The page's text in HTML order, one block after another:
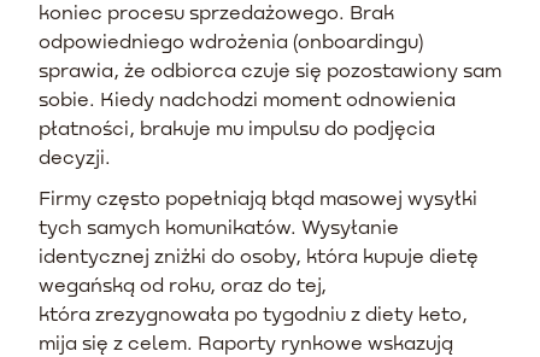
koniec procesu sprzedażowego. Brak
odpowiedniego wdrożenia (onboardingu)
sprawia, że odbiorca czuje się pozostawiony sam
sobie. Kiedy nadchodzi moment odnowienia
płatności, brakuje mu impulsu do podjęcia
decyzji.
Firmy często popełniają błąd masowej wysyłki
tych samych komunikatów. Wysyłanie
identycznej zniżki do osoby, która kupuje dietę
wegańską od roku, oraz do tej,
która zrezygnowała po tygodniu z diety keto,
mija się z celem. Raporty rynkowe wskazują